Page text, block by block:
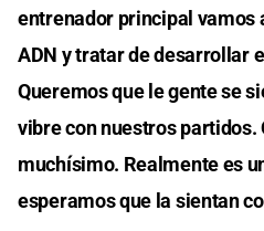
entrenador principal vamos
ADN y tratar de desarrollar
Queremos que le gente se
vibre con nuestros partidos.
muchísimo. Realmente es
esperamos que la sientan